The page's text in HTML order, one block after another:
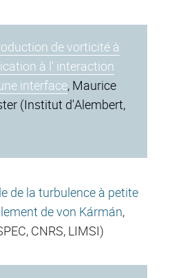
de vorticité à
à l' interaction
interface, Maurice
(Institut d'Alembert,
de la turbulence à petite
de von Kármán,
CNRS, LIMSI)